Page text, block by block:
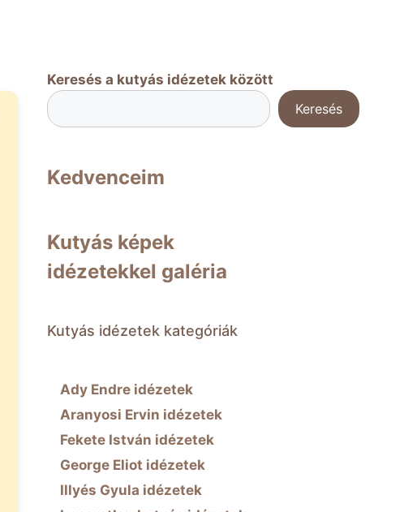
Keresés a kutyás idézetek között
Keresés
Kedvenceim
Kutyás képek
idézetekkel galéria
Kutyás idézetek kategóriák
Ady Endre idézetek
Aranyosi Ervin idézetek
Fekete István idézetek
George Eliot idézetek
Illyés Gyula idézetek